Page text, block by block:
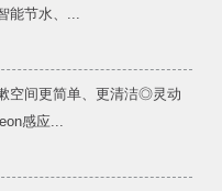
能节水、...
空间更简单、更清洁◎灵动
感应...